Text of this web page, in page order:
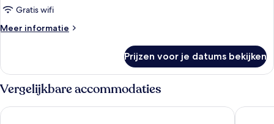
Gratis wifi
Meer informatie
Meer
Prijzen voor je datums bekijken
Vergelijkbare accommodaties
Catalonia Barcelona Plaza Barceló